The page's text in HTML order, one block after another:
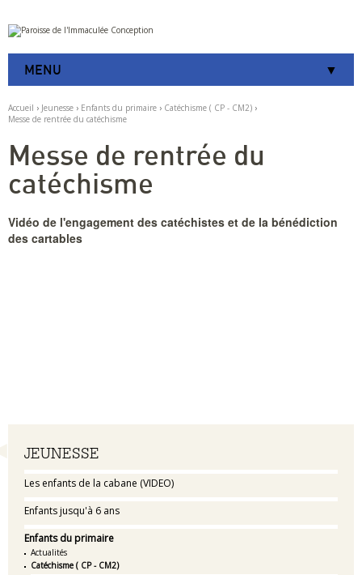
Aller
au
contenu.
à
navigation
Outils
personnels
MENU
Accueil › Jeunesse › Enfants du primaire › Catéchisme ( CP - CM2) ›
Messe de rentrée du catéchisme
Navigation
JEUNESSE
Les enfants de la cabane (VIDEO)
Enfants jusqu'à 6 ans
Enfants du primaire
Actualités
Catéchisme ( CP - CM2)
Messe de rentrée du
catéchisme
Vidéo de l'engagement des catéchistes et de la bénédiction
des cartables